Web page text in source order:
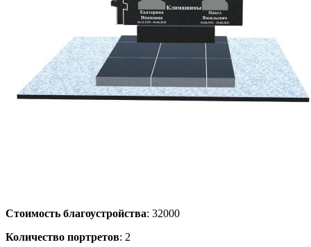
Стоимость благоустройства: 32000
Количество портретов: 2